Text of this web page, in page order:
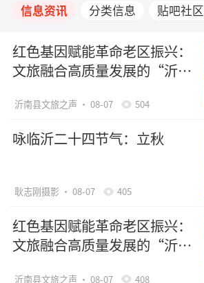
信息资讯 分类信息 贴吧社区
红色基因赋能革命老区振兴：
文旅融合高质量发展的“沂南
沂南县文旅之声 · 08-07 504
咏临沂二十四节气：立秋
耿志刚摄影 · 08-07 405
红色基因赋能革命老区振兴：
文旅融合高质量发展的“沂南
沂南县文旅之声 · 08-07 408